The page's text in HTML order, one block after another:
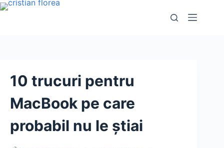
Sari
10 trucuri pentru
MacBook pe care
probabil nu le știai